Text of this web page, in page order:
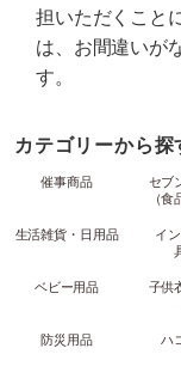
担いただくこと
は、お間違いが
す。
カテゴリーから探
催事商品
セブ
（
生活雑貨・日用品
イ
ベビー用品
子供
防災用品 ハ